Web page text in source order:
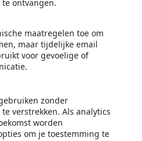
ontvangen.
maatregelen toe om
maar tijdelijke email
voor gevoelige of
zonder
verstrekken. Als analytics
worden
om je toestemming te